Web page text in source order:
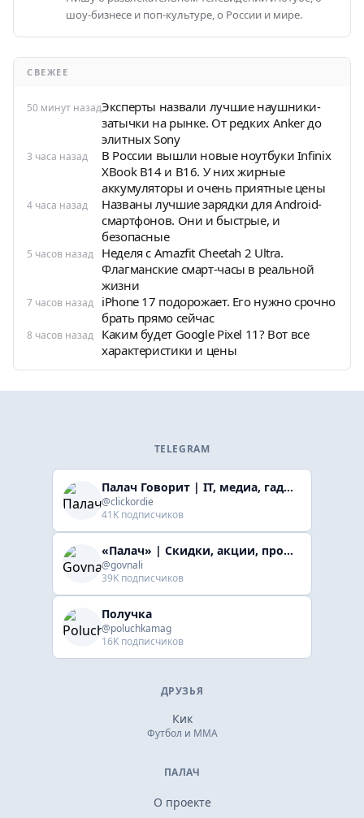
шоу-бизнесе и поп-культуре, о России и мире.
СВЕЖЕЕ
50 минут назадЭксперты назвали лучшие наушники-
затычки на рынке. От редких Anker до
элитных Sony
3 часа назад
В России вышли новые ноутбуки Infinix
XBook B14 и B16. У них жирные
аккумуляторы и очень приятные цены
4 часа назад
Названы лучшие зарядки для Android-
смартфонов. Они и быстрые, и
безопасные
5 часов назад
Неделя с Amazfit Cheetah 2 Ultra.
Флагманские смарт-часы в реальной
жизни
7 часов назад
iPhone 17 подорожает. Его нужно срочно
брать прямо сейчас
8 часов назад
Каким будет Google Pixel 11? Вот все
характеристики и цены
TELEGRAM
Палач Говорит | IT, медиа, гaджеты, скидки
@clickordie
41K подписчиков
«Палач» | Скидки, акции, промокоды
@govnali
39K подписчиков
Получка
@poluchkamag
16K подписчиков
ДРУЗЬЯ
Кик
Футбол и ММА
ПАЛАЧ
О проекте